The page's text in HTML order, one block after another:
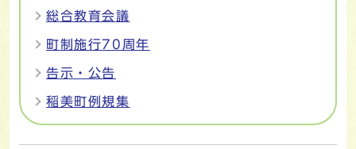
総合教育会議
町制施行70周年
告示・公告
稲美町例規集